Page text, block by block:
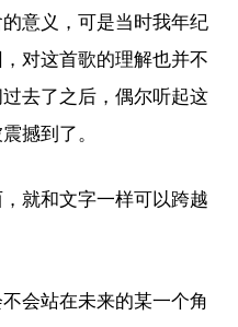
意义，可是当时我年纪
对这首歌的理解也并不
去了之后，偶尔听起这
撼到了。
就和文字一样可以跨越
会站在未来的某一个角